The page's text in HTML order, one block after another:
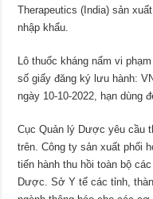
Therapeutics (India) sản
nhập khẩu.
Lô thuốc kháng nấm vi
số giấy đăng ký lưu hành:
ngày 10-10-2022, hạn dùng
Cục Quản lý Dược yêu cầu
trên. Công ty sản xuất phối
tiến hành thu hồi toàn bộ
Dược. Sở Y tế các tỉnh,